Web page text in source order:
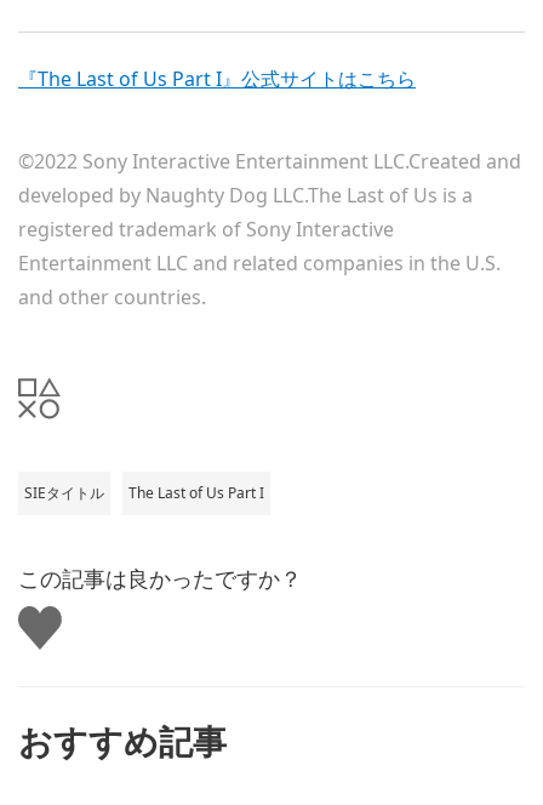
『The Last of Us Part I』公式サイトはこちら
©2022 Sony Interactive Entertainment LLC.Created and
developed by Naughty Dog LLC.The Last of Us is a
registered trademark of Sony Interactive
Entertainment LLC and related companies in the U.S.
and other countries.
SIEタイトル The Last of Us Part I
この記事は良かったですか？
い
い
おすすめ記事